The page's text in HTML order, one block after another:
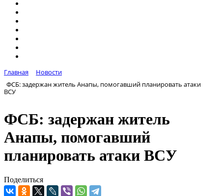
Главная
Новости
ФСБ: задержан житель Анапы, помогавший планировать атаки
ВСУ
ФСБ: задержан житель
Анапы, помогавший
планировать атаки ВСУ
Поделиться